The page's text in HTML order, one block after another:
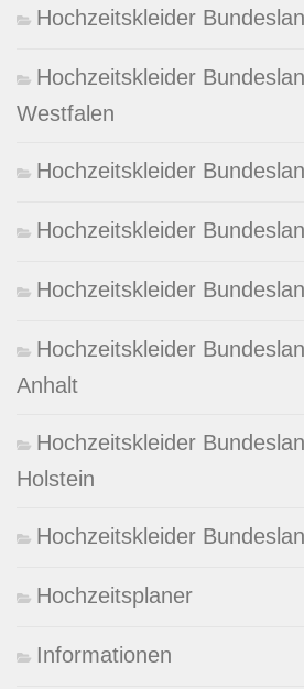
Hochzeitskleider
Hochzeitskleider
Westfalen
Hochzeitskleider
Hochzeitskleider
Hochzeitskleider
Hochzeitskleider
Anhalt
Hochzeitskleider
Holstein
Hochzeitskleider
Hochzeitsplaner
Informationen